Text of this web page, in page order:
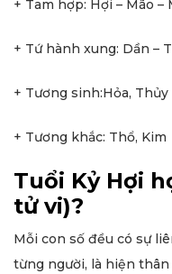
+ Tam hợp: Hợi – Mão –
+ Tứ hành xung: Dần –
+ Tương sinh:Hỏa, Thủy
+ Tương khắc: Thổ, Kim
Tuổi Kỷ Hợi
tử vi)?
Mỗi con số đều có sự
từng người, là hiện